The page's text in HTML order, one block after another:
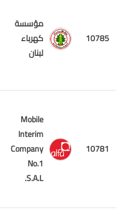
10785
مؤسسة
كهرباء
لبنان
10781
Mobile
Interim
Company
No.1
S.A.L.